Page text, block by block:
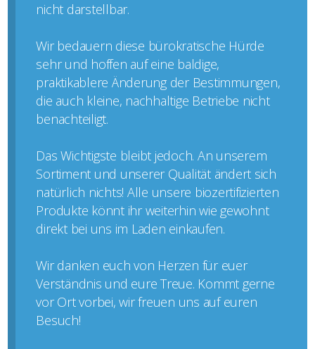
nicht darstellbar.
Wir bedauern diese bürokratische Hürde
sehr und hoffen auf eine baldige,
praktikablere Änderung der Bestimmungen,
die auch kleine, nachhaltige Betriebe nicht
benachteiligt.
Das Wichtigste bleibt jedoch. An unserem
Sortiment und unserer Qualität ändert sich
natürlich nichts! Alle unsere biozertifizierten
Produkte könnt ihr weiterhin wie gewohnt
direkt bei uns im Laden einkaufen.
Wir danken euch von Herzen für euer
Verständnis und eure Treue. Kommt gerne
vor Ort vorbei, wir freuen uns auf euren
Besuch!